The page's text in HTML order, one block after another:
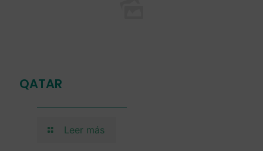
QATAR
Leer más